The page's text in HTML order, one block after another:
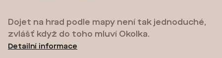
Dojet na hrad podle mapy není tak jednoduché,
zvlášť když do toho mluví Okolka.
Detailní informace